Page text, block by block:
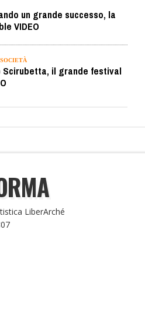
un grande successo, la
VIDEO
Scirubetta, il grande festival
LiberArché